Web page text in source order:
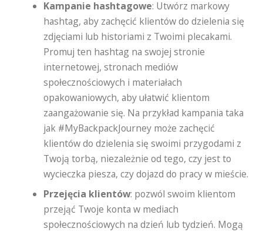
Kampanie hashtagowe: Utwórz markowy
hashtag, aby zachęcić klientów do dzielenia się
zdjęciami lub historiami z Twoimi plecakami.
Promuj ten hashtag na swojej stronie
internetowej, stronach mediów
społecznościowych i materiałach
opakowaniowych, aby ułatwić klientom
zaangażowanie się. Na przykład kampania taka
jak #MyBackpackJourney może zachęcić
klientów do dzielenia się swoimi przygodami z
Twoją torbą, niezależnie od tego, czy jest to
wycieczka piesza, czy dojazd do pracy w mieście.
Przejęcia klientów: pozwól swoim klientom
przejąć Twoje konta w mediach
społecznościowych na dzień lub tydzień. Mogą